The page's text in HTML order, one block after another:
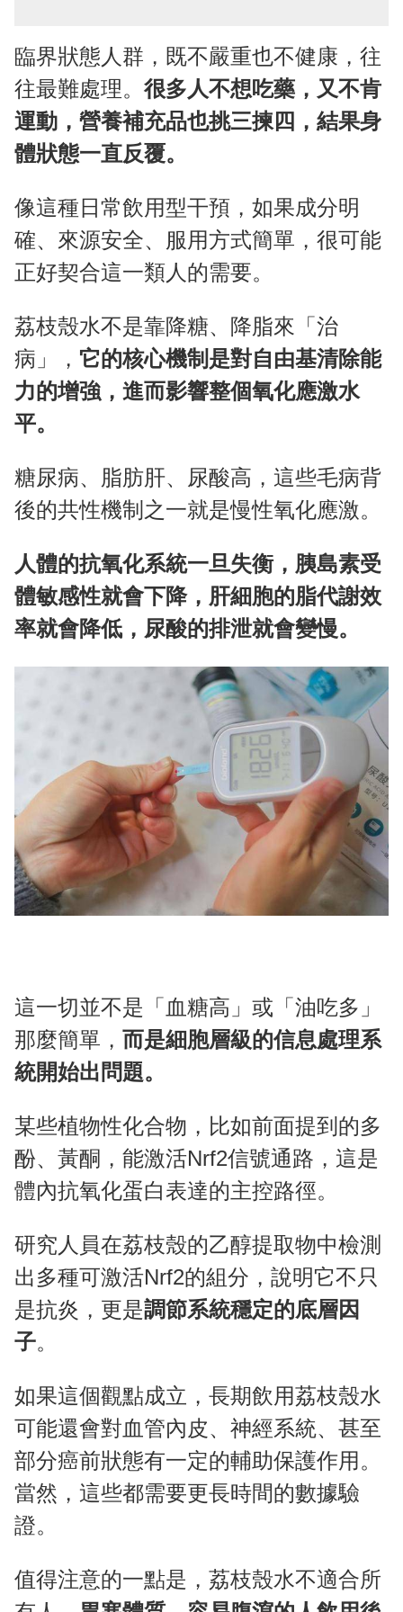
臨界狀態人群，既不嚴重也不健康，往
往最難處理。 很多人不想吃藥，又不肯
運動，營養補充品也挑三揀四，結果身
體狀態一直反覆。
像這種日常飲用型干預，如果成分明
確、來源安全、服用方式簡單，很可能
正好契合這一類人的需要。
荔枝殼水不是靠降糖、降脂來「治
病」， 它的核心機制是對自由基清除能
力的增強，進而影響整個氧化應激水
平。
糖尿病、脂肪肝、尿酸高，這些毛病背
後的共性機制之一就是慢性氧化應激。
人體的抗氧化系統一旦失衡，胰島素受
體敏感性就會下降，肝細胞的脂代謝效
率就會降低，尿酸的排泄就會變慢。
這一切並不是「血糖高」或「油吃多」
那麼簡單， 而是細胞層級的信息處理系
統開始出問題。
某些植物性化合物，比如前面提到的多
酚、黃酮，能激活Nrf2信號通路，這是
體內抗氧化蛋白表達的主控路徑。
研究人員在荔枝殼的乙醇提取物中檢測
出多種可激活Nrf2的組分，說明它不只
是抗炎，更是調節系統穩定的底層因
子。
如果這個觀點成立，長期飲用荔枝殼水
可能還會對血管內皮、神經系統、甚至
部分癌前狀態有一定的輔助保護作用。
當然，這些都需要更長時間的數據驗
證。
值得注意的一點是，荔枝殼水不適合所